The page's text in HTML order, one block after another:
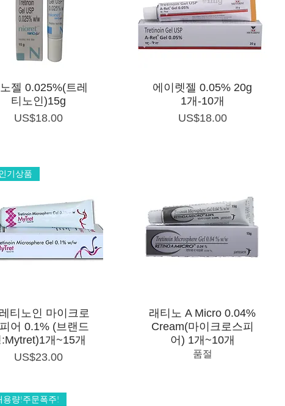
제품보기
젤 0.025%(트레
티노인)15g
가격
US$18.00
제품보기
에이렛젤 0.05% 20g
1개-10개
가격
US$18.00
제품보기
기상품
티노인 마이크로
어 0.1% (브랜드
:Mytret)1개~15개
가격
US$23.00
제품보기
래티노 A Micro 0.04%
Cream(마이크로스피
어) 1개~10개
품절
용량!주문폭주!